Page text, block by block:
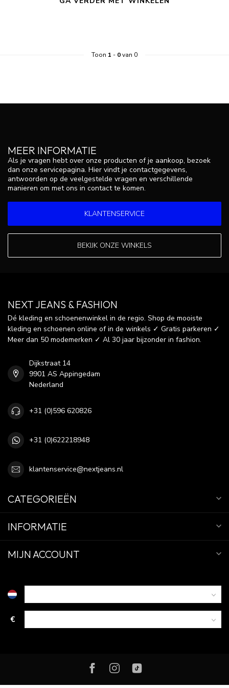
Toon 1 - 0van 0
MEER INFORMATIE
Als je vragen hebt over onze producten of je aankoop, bezoek
dan onze servicepagina. Hier vindt je contactgegevens,
antwoorden op de veelgestelde vragen en verschillende
manieren om met ons in contact te komen.
KLANTENSERVICE
BEKIJK ONZE WINKELS
NEXT JEANS & FASHION
Dé kleding en schoenenwinkel in de regio. Shop de mooiste
kleding en schoenen online of in de winkels ✓ Gratis parkeren ✓
Meer dan 50 modemerken ✓ Al 30 jaar bijzonder in fashion.
Dijkstraat 14
9901 AS Appingedam
Nederland
+31 (0)596 620826
+31 (0)622218948
klantenservice@nextjeans.nl
CATEGORIEËN
INFORMATIE
MIJN ACCOUNT
€